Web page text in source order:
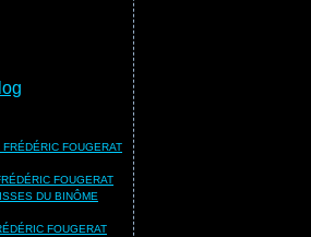
FOUGERAT
FOUGERAT
DU BINÔME
FOUGERAT